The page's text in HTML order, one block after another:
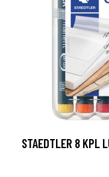
STAEDTLER 8 KPL